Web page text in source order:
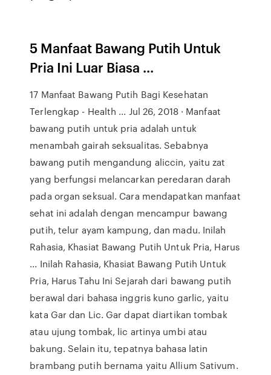
5 Manfaat Bawang Putih Untuk
Pria Ini Luar Biasa ...
17 Manfaat Bawang Putih Bagi Kesehatan
Terlengkap - Health ... Jul 26, 2018 · Manfaat
bawang putih untuk pria adalah untuk
menambah gairah seksualitas. Sebabnya
bawang putih mengandung aliccin, yaitu zat
yang berfungsi melancarkan peredaran darah
pada organ seksual. Cara mendapatkan manfaat
sehat ini adalah dengan mencampur bawang
putih, telur ayam kampung, dan madu. Inilah
Rahasia, Khasiat Bawang Putih Untuk Pria, Harus
... Inilah Rahasia, Khasiat Bawang Putih Untuk
Pria, Harus Tahu Ini Sejarah dari bawang putih
berawal dari bahasa inggris kuno garlic, yaitu
kata Gar dan Lic. Gar dapat diartikan tombak
atau ujung tombak, lic artinya umbi atau
bakung. Selain itu, tepatnya bahasa latin
brambang putih bernama yaitu Allium Sativum.